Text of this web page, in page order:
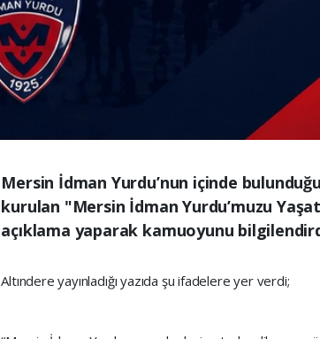
Mersin İdman Yurdu’nun içinde
kurulan "Mersin İdman Yurdu’muzu
açıklama yaparak kamuoyunu
Altındere yayınladığı yazıda şu ifadelere yer verdi;